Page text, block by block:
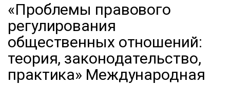
«Проблемы правового
регулирования
общественных отношений:
теория, законодательство,
практика» Международная